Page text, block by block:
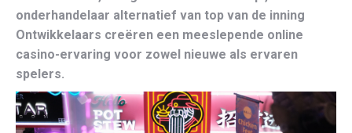
onderhandelaar alternatief van top van de inning
Ontwikkelaars creëren een meeslepende online
casino-ervaring voor zowel nieuwe als ervaren
spelers.